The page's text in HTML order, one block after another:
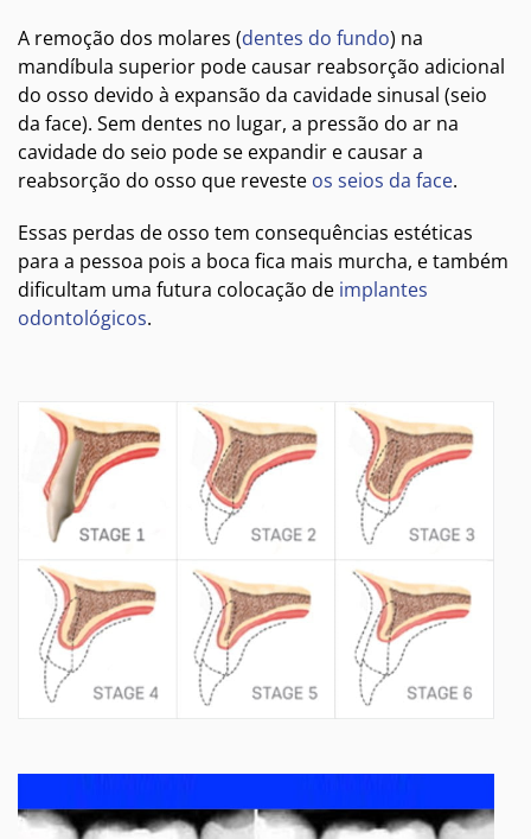
A remoção dos molares (dentes do fundo) na
mandíbula superior pode causar reabsorção adicional
do osso devido à expansão da cavidade sinusal (seio
da face). Sem dentes no lugar, a pressão do ar na
cavidade do seio pode se expandir e causar a
reabsorção do osso que reveste os seios da face.
Essas perdas de osso tem consequências estéticas
para a pessoa pois a boca fica mais murcha, e também
dificultam uma futura colocação de implantes
odontológicos.